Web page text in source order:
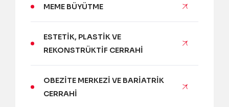
MEME BÜYÜTME
ESTETIK, PLASTIK VE
REKONSTRÜKTIF CERRAHI
OBEZITE MERKEZI VE BARIATRIK
CERRAHI